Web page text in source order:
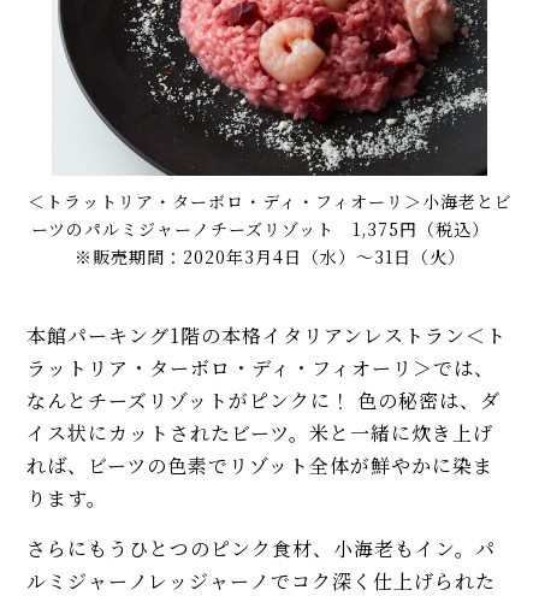
＜トラットリア・ターボロ・ディ・フィオーリ＞小海老とビ
ーツのパルミジャーノチーズリゾット 1,375円（税込）
※販売期間：2020年3月4日（水）〜31日（火）
本館パーキング1階の本格イタリアンレストラン＜ト
ラットリア・ターボロ・ディ・フィオーリ＞では、
なんとチーズリゾットがピンクに！ 色の秘密は、ダ
イス状にカットされたビーツ。米と一緒に炊き上げ
れば、ビーツの色素でリゾット全体が鮮やかに染ま
ります。
さらにもうひとつのピンク食材、小海老もイン。パ
ルミジャーノレッジャーノでコク深く仕上げられた